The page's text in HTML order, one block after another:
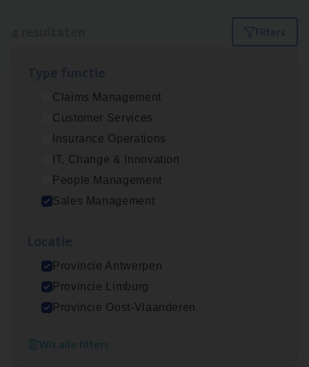
Filters
Claims Management
Customer Services
Insurance Operations
IT, Change & Innovation
People Management
Sales Management
Provincie Antwerpen
Provincie Limburg
Provincie Oost-Vlaanderen
Wis alle filters
Insu­ran­ce Bro­kerKMO
Antwerpen
Cor­po­ra­te Insu­ran­ce Bro­ker Property
Busi­ness Mana­ger Mari­ne Cargo
Antwerpen